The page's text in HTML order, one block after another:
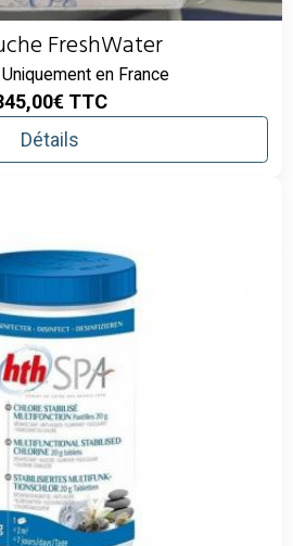
FreshWater
en France
TTC
Détails